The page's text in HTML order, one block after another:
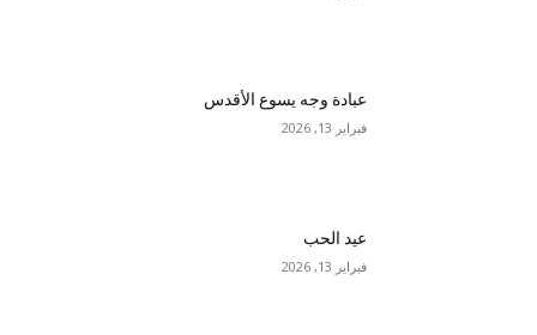
عبادة وجه يسوع الأقدس
فبراير 13, 2026
عيد الحب
فبراير 13, 2026